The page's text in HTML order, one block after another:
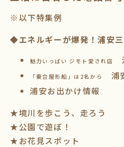
※以下特集例
◆エネルギーが爆発！浦安
魅力いっぱい ジモト愛され店
「乗合屋形船」は2名から
浦
浦安お出かけ情報
★境川を歩こう、走ろう
★公園で遊ぼ！
★お花見スポット